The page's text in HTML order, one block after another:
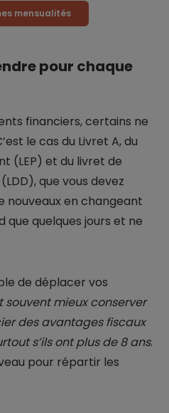
mensualités
pour chaque
financiers, certains ne
le cas du Livret A, du
(LEP) et du livret de
que vous devez
nouveaux en changeant
que quelques jours et ne
de déplacer vos
souvent mieux conserver
des avantages fiscaux
s’ils ont plus de 8 ans.
pour répartir les